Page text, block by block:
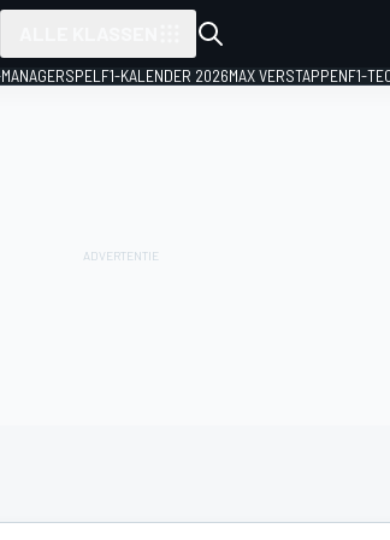
F1-KALENDER 2026MAX VERSTAPPENF1-